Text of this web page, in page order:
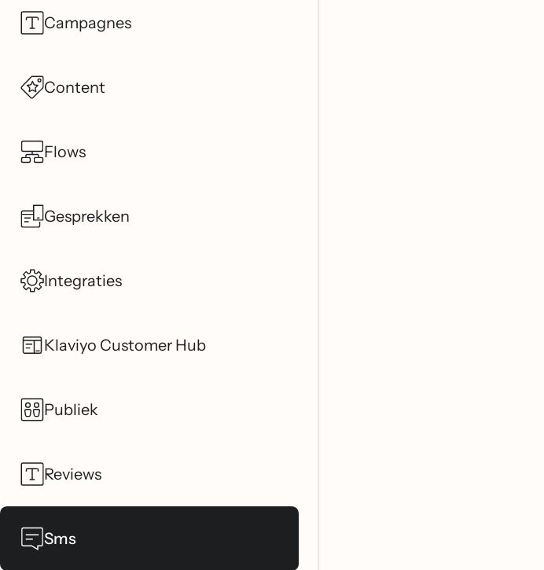
Campagnes
Content
Flows
Gesprekken
Integraties
Klaviyo Customer Hub
Publiek
Reviews
Sms